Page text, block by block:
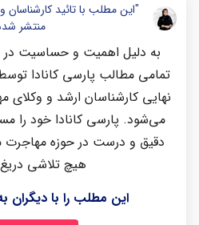
"این مطلب با تائید کارشناسان
منتشر
به دلیل اهمیت و حساسیت در
تمامی مطالب پارسی کانادا توسط
نهایی کارشناسان ارشد و وکلای
می‌شود. پارسی کانادا خود را
دقیق و درست در حوزه مهاجرت
هیچ تلاشی
این مطلب را با دیگران